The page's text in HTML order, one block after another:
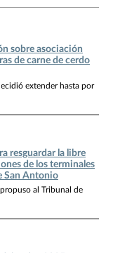
sobre asociación
de carne de cerdo
extender hasta por
resguardar la libre
de los terminales
San Antonio
al Tribunal de